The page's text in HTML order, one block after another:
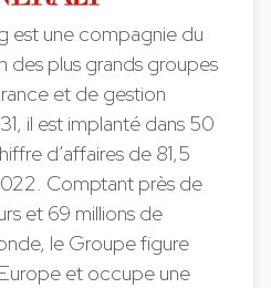
est une compagnie du
des plus grands groupes
et de gestion
il est implanté dans 50
d’affaires de 81,5
Comptant près de
et 69 millions de
le Groupe figure
et occupe une